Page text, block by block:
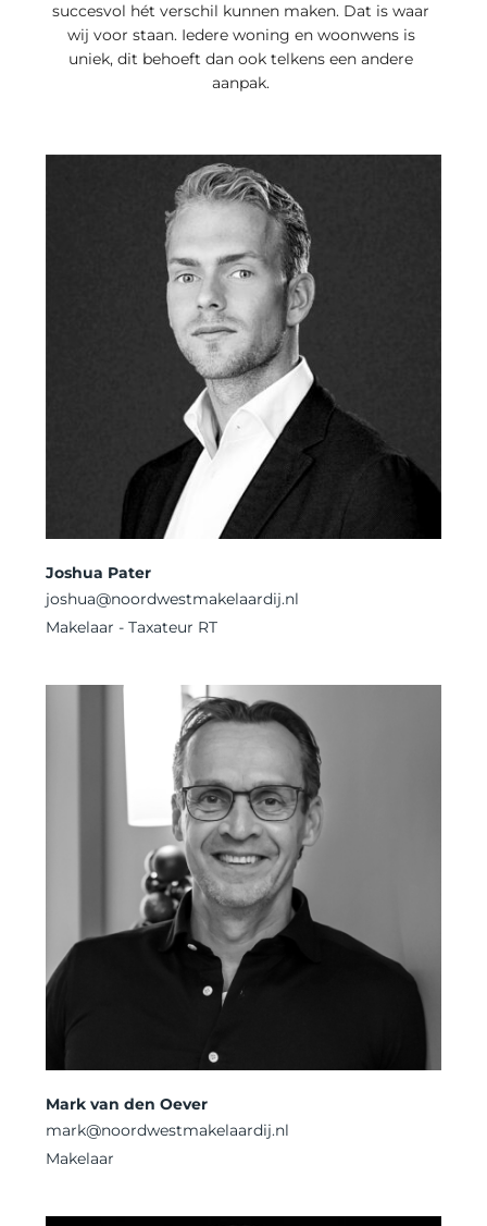
succesvol hét verschil kunnen maken. Dat is waar
wij voor staan. Iedere woning en woonwens is
uniek, dit behoeft dan ook telkens een andere
aanpak.
Joshua Pater
joshua@noordwestmakelaardij.nl
Makelaar - Taxateur RT
Mark van den Oever
mark@noordwestmakelaardij.nl
Makelaar